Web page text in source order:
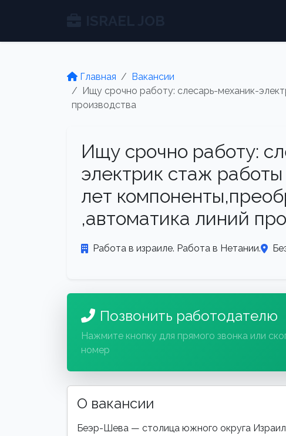
Главная
Вакансии
Ищу срочно работу: слесарь-механик-
производства
Ищу срочно работу:
электрик стаж
лет
,автоматика линий
Работа в израиле. Работа в Нетании.
Позвонить работодателю
Нажмите кнопку для прямого звонка или
номер
О вакансии
Беэр-Шева — столица южного округа